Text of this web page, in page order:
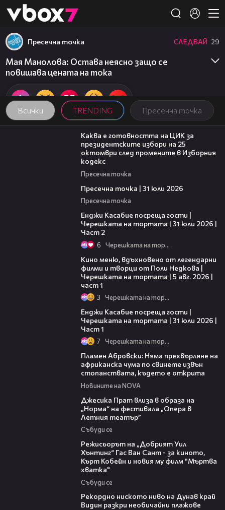
👾
Всички TRENDING Пресечна точка
Пресечна точка СЛЕДВАЙ 29
Мая Манолова: Остава неясно защо се
повишава цената на тока
14:16
Каква е готовността на ЦИК за
президентските избори на 25
октомври след промените в Изборния
кодекс
Пресечна точка
Пресечна точка | 31 юли 2026
Пресечна точка
Енджи Касабие посреща гости |
Черешката на тортата | 31 юли 2026 |
Част 2
6 Черешката на тортата
Кино меню, вдъхновено от легендарни
филми и творци от Поли Недкова |
Черешката на тортата | 5 авг. 2026 |
част 1
3 Черешката на тортата
Енджи Касабие посреща гости |
Черешката на тортата | 31 юли 2026 |
Част 1
7 Черешката на тортата
Пламен Абровски: Няма прехвърляне на
африканска чума по свинете извън
стопанствата, където е открита
Новините на NOVA
Джесика Прат влиза в образа на
„Норма“ на фестивала „Опера в
Летния театър”
Събуди се
Режисьорът на „Добрият Уил
Хънтинг“ Гас Ван Сант - за киното,
Кърт Кобейн и новия му филм "Мъртва
хватка"
Събуди се
Рекордно ниското ниво на Дунав край
Видин разкри необичайни плажове